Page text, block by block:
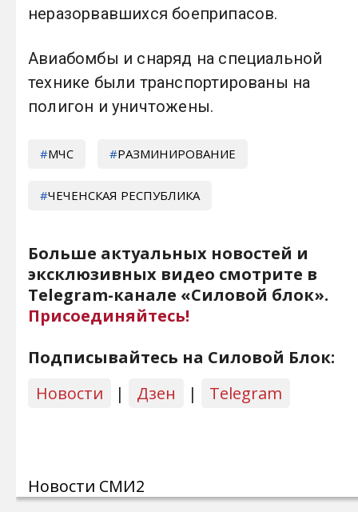
неразорвавшихся боеприпасов.
Авиабомбы и снаряд на специальной
технике были транспортированы на
полигон и уничтожены.
МЧС РАЗМИНИРОВАНИЕ
ЧЕЧЕНСКАЯ РЕСПУБЛИКА
Больше актуальных новостей и
эксклюзивных видео смотрите в
Telegram-канале «Силовой блок».
Присоединяйтесь!
Подписывайтесь на Силовой Блок:
Новости
| Дзен | Telegram
Новости СМИ2